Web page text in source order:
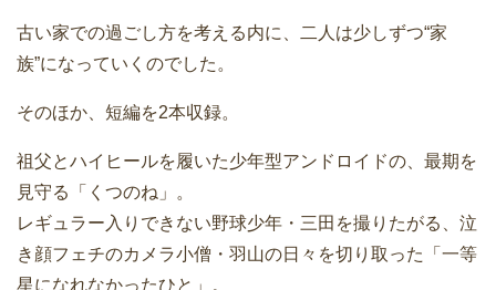
古い家での過ごし方を考える内に、二人は少しずつ“家
族”になっていくのでした。
そのほか、短編を2本収録。
祖父とハイヒールを履いた少年型アンドロイドの、最期を
見守る「くつのね」。
レギュラー入りできない野球少年・三田を撮りたがる、泣
き顔フェチのカメラ小僧・羽山の日々を切り取った「一等
星になれなかったひと」。